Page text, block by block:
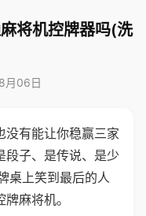
将机控牌器吗(洗
月06日
没有能让你稳赢三家
段子、是传说、是少
桌上笑到最后的人
麻将机。